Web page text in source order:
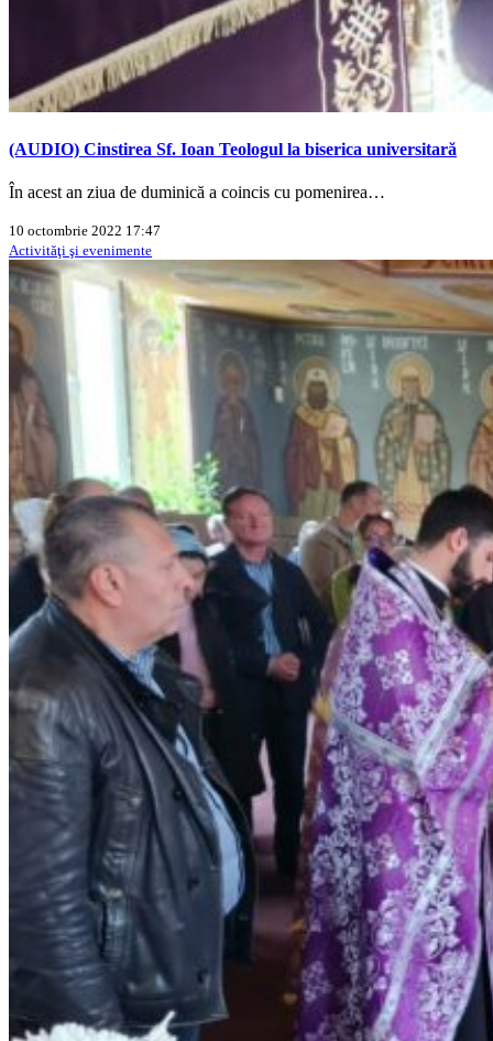
(AUDIO) Cinstirea Sf. Ioan Teologul la biserica universitară
În acest an ziua de duminică a coincis cu pomenirea…
10 octombrie 2022 17:47
Activităţi şi evenimente